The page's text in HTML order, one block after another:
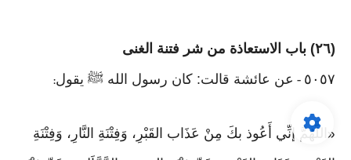
(٢٦) باب الاستعاذة من شر فتنة الغنى
٥٠٥٧ - عن عائشة قالت: كان رسول الله ﷺ يقول:
« اللَّهُمَّ إنِّي أَعُوذ بكَ مِنْ عَذَاب القَبْرِ، وَفِتْنَةِ النَّارِ، وَفِتْنَةِ